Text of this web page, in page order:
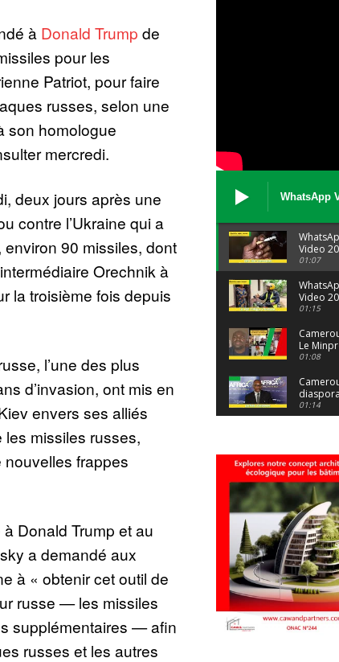
à Donald Trump de
pour les
Patriot, pour faire
russes, selon une
son homologue
mercredi.
deux jours après une
contre l’Ukraine qui a
90 missiles, dont
Orechnik à
la troisième fois depuis
l’une des plus
d’invasion, ont mis en
envers ses alliés
missiles russes,
frappes
Donald Trump et au
a demandé aux
à « obtenir cet outil de
russe — les missiles
supplémentaires — afin
russes et les autres
WhatsApp
Video
04 at 15
01:07
Video
29 at 12
01:15
Le
alerte
jeunes
01:08
suivra-t-
l’appel
01:14
grandes
pluies
01:02
Échec
Le père
réclame
400 000
pasteur
01:16
L’État
mieux
d’or
01:27
Entre
spirituel
01:12
Pénurie
à